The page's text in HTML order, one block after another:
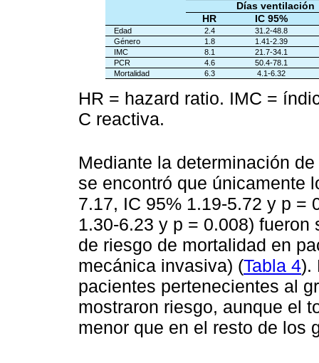
Días ventilación
HR
IC 95%
Edad 2.4
31.2-48.8
Género
1.8
1.41-2.39
IMC
8.1
21.7-34.1
PCR
4.6
50.4-78.1
Mortalidad
6.3 4.1-6.32
HR = hazard ratio. IMC =
C reactiva.
Mediante la determinación
se encontró que únicamente
7.17, IC 95% 1.19-5.72 y p =
1.30-6.23 y p = 0.008)
de riesgo de mortalidad en
mecánica invasiva) (Tabla 4).
pacientes pertenecientes al
mostraron riesgo, aunque el
menor que en el resto de los